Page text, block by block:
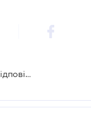
МСФЗ vs податки: де проходить межа відповідальності бізнесу – в новому випуску TAX Podcast